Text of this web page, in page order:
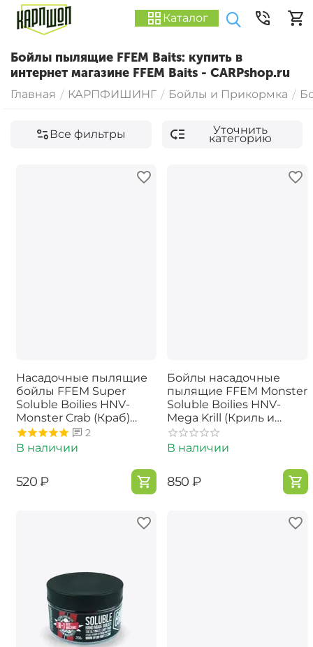
Каталог
Бойлы пылящие FFEM Baits: купить в
интернет магазине FFEM Baits - CARPshop.ru
Главная / КАРПФИШИНГ / Бойлы и Прикормка /
Все фильтры Уточнить
категорию
Насадочные пылящие
бойлы FFEM Super
Soluble Boilies HNV-
Monster Crab (Краб)
16/20mm
2
В наличии
‍520‍ ₽
Бойлы насадочные
пылящие FFEM Monster
Soluble Boilies HNV-
Mega Krill (Криль и
Креветка) 22mm 350г
В наличии
‍850‍ ₽